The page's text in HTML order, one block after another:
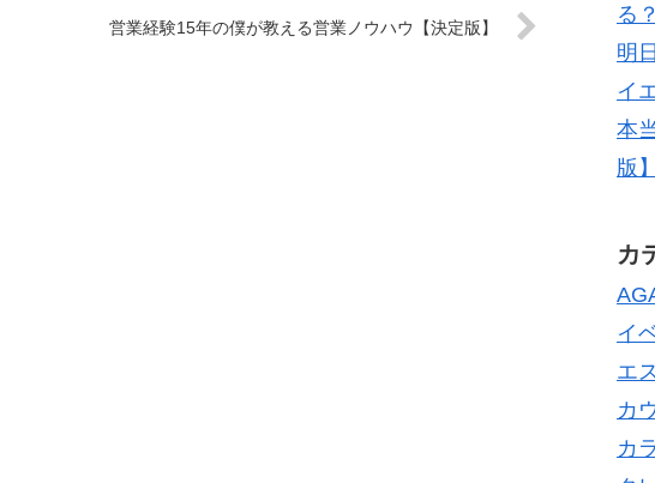
営業経験15年の僕が教える営業ノウハウ【決定版】
る
明
イ
本
版】
カ
イ
エ
カ
カ